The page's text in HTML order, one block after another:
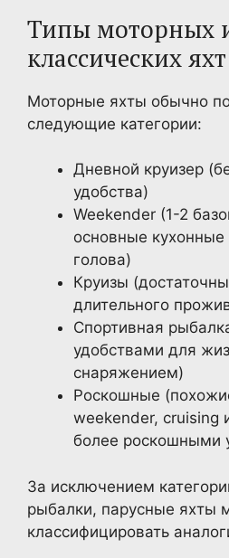
Типы моторных
классических яхт
Моторные яхты обычно
следующие категории:
Дневной круизер
удобства)
Weekender (1-2
основные
голова)
Круизы
длительного
Спортивная
удобствами для
снаряжением)
Роскошные
weekender, cruising
более роскошными
За исключением
рыбалки, парусные яхты
классифицировать